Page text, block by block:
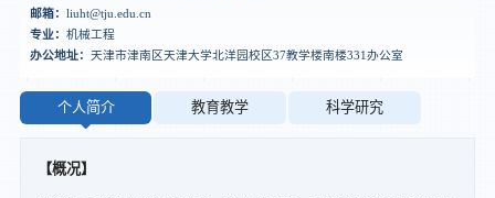
邮箱： liuht@tju.edu.cn
专业： 机械工程
办公地址： 天津市津南区天津大学北洋园校区37教学楼南楼331办公室
个人简介 教育教学 科学研究
【概况】